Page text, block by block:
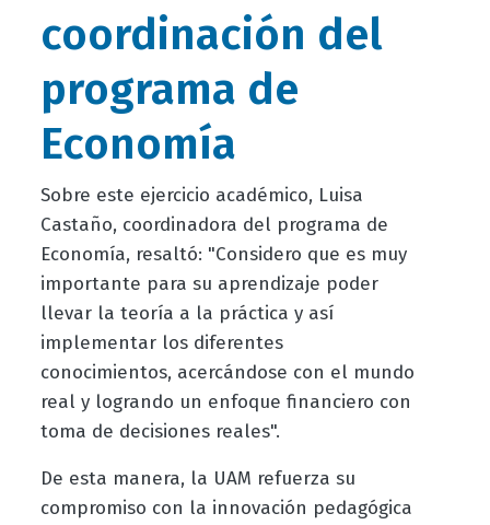
coordinación del
programa de
Economía
Sobre este ejercicio académico, Luisa
Castaño, coordinadora del programa de
Economía, resaltó: "Considero que es muy
importante para su aprendizaje poder
llevar la teoría a la práctica y así
implementar los diferentes
conocimientos, acercándose con el mundo
real y logrando un enfoque financiero con
toma de decisiones reales".
De esta manera, la UAM refuerza su
compromiso con la innovación pedagógica